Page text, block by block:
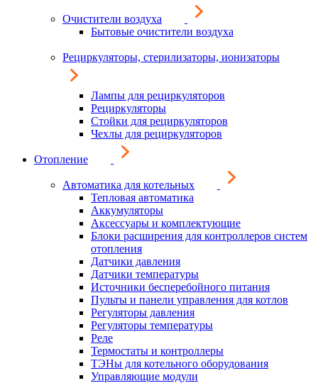
Очистители воздуха
Бытовые очистители воздуха
Рециркуляторы, стерилизаторы, ионизаторы
Лампы для рециркуляторов
Рециркуляторы
Стойки для рециркуляторов
Чехлы для рециркуляторов
Отопление
Автоматика для котельных
Тепловая автоматика
Аккумуляторы
Аксессуары и комплектующие
Блоки расширения для контроллеров систем
отопления
Датчики давления
Датчики температуры
Источники бесперебойного питания
Пульты и панели управления для котлов
Регуляторы давления
Регуляторы температуры
Реле
Термостаты и контроллеры
ТЭНы для котельного оборудования
Управляющие модули